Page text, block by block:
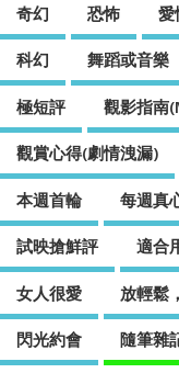
奇幻 恐怖 愛
科幻 舞蹈或音樂
極短評 觀影指南
觀賞心得(劇情洩漏)
本週首輪 每週真
試映搶鮮評 適合
女人很愛 放輕鬆
閃光約會 隨筆雜